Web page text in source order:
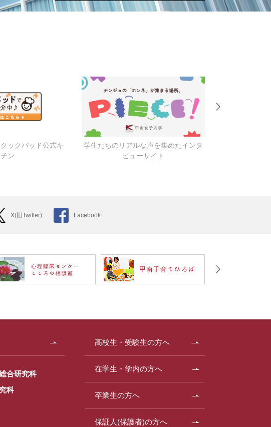
ックパッド公式キ
ン
学生たちのリアルな声を集めたインタ
ビューサイト
X(旧Twitter) Facebook
合研究科
科
高校生・受験生の方へ
在学生・学内の方へ
卒業生の方へ
保証人(保護者)の方へ